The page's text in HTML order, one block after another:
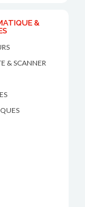
&
& SCANNER